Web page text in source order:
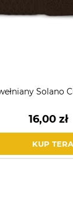
Solano
16,00 zł
KUP